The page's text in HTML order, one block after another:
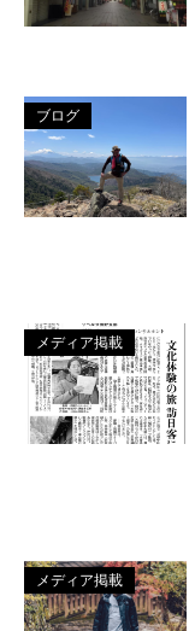
ブログ
メディア掲載
メディア掲載